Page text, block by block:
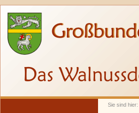
Sie sind hier: